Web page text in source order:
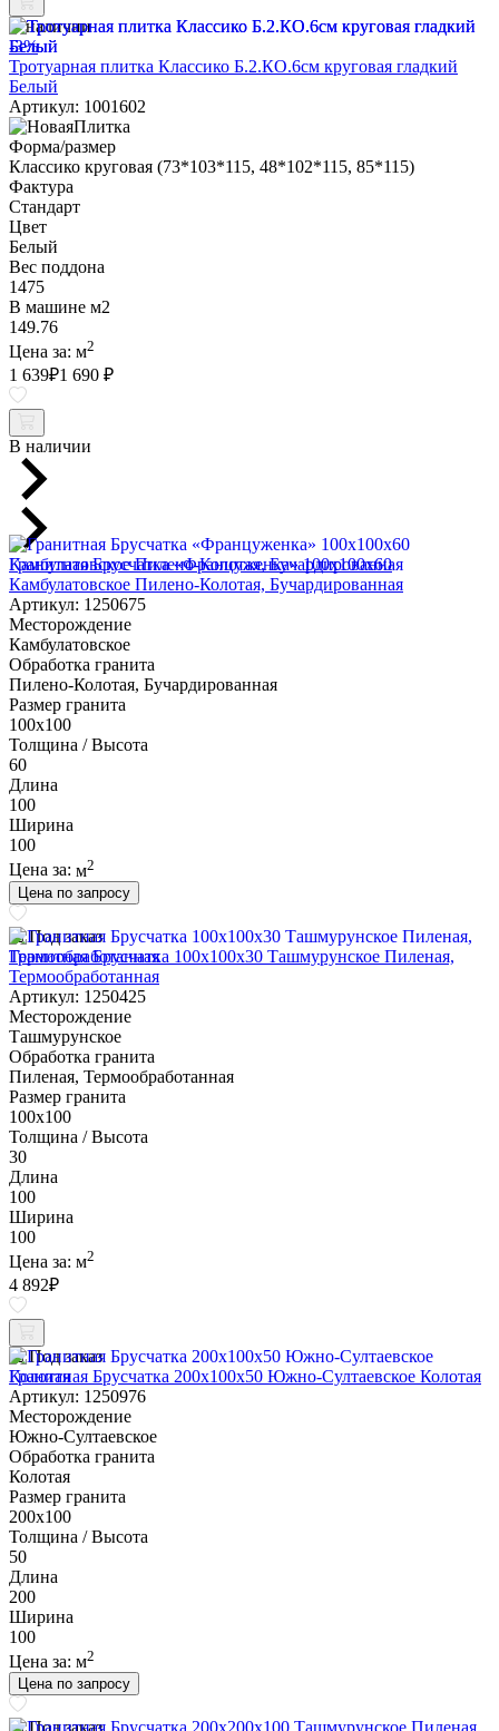
В наличии
-3%
Тротуарная плитка Классико Б.2.КО.6см круговая гладкий
Белый
Артикул: 1001602
Форма/размер
Классико круговая (73*103*115, 48*102*115, 85*115)
Фактура
Стандарт
Цвет
Белый
Вес поддона
1475
В машине м2
149.76
Цена за: м2
1 639₽1 690 ₽
В наличии
Гранитная Брусчатка «Француженка» 100х100x60
Камбулатовское Пилено-Колотая, Бучардированная
Артикул: 1250675
Месторождение
Камбулатовское
Обработка гранита
Пилено-Колотая, Бучардированная
Размер гранита
100х100
Толщина / Высота
60
Длина
100
Ширина
100
Цена за: м2
Цена по запросу
Под заказ
Гранитная Брусчатка 100х100x30 Ташмурунское Пиленая,
Термообработанная
Артикул: 1250425
Месторождение
Ташмурунское
Обработка гранита
Пиленая, Термообработанная
Размер гранита
100х100
Толщина / Высота
30
Длина
100
Ширина
100
Цена за: м2
4 892₽
Под заказ
Гранитная Брусчатка 200х100x50 Южно-Султаевское Колотая
Артикул: 1250976
Месторождение
Южно-Султаевское
Обработка гранита
Колотая
Размер гранита
200х100
Толщина / Высота
50
Длина
200
Ширина
100
Цена за: м2
Цена по запросу